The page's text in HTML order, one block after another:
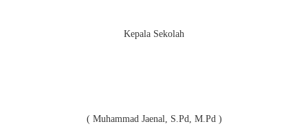
Kepala Sekolah
( Muhammad Jaenal, S.Pd, M.Pd )